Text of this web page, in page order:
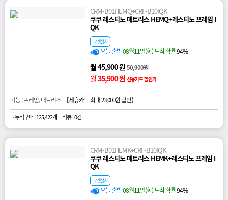
CRM-B01HEMQ+CRF-B10IQK
쿠쿠 레스티노 매트리스 HEMQ+레스티노 프레임 I
QK
로켓설치
오늘 출발08월11일(화) 도착 확률94%
월 45,900 원50,900원
월 35,900 원 신용카드 할인가
기능 : 프레임, 매트리스 【제휴카드 최대 23,000원 할인】
· 누적구매 : 125,422개 · 리뷰 : 0건
CRM-B01HEMK+CRF-B10IQK
쿠쿠 레스티노 매트리스 HEMK+레스티노 프레임 I
QK
로켓설치
오늘 출발08월11일(화) 도착 확률94%